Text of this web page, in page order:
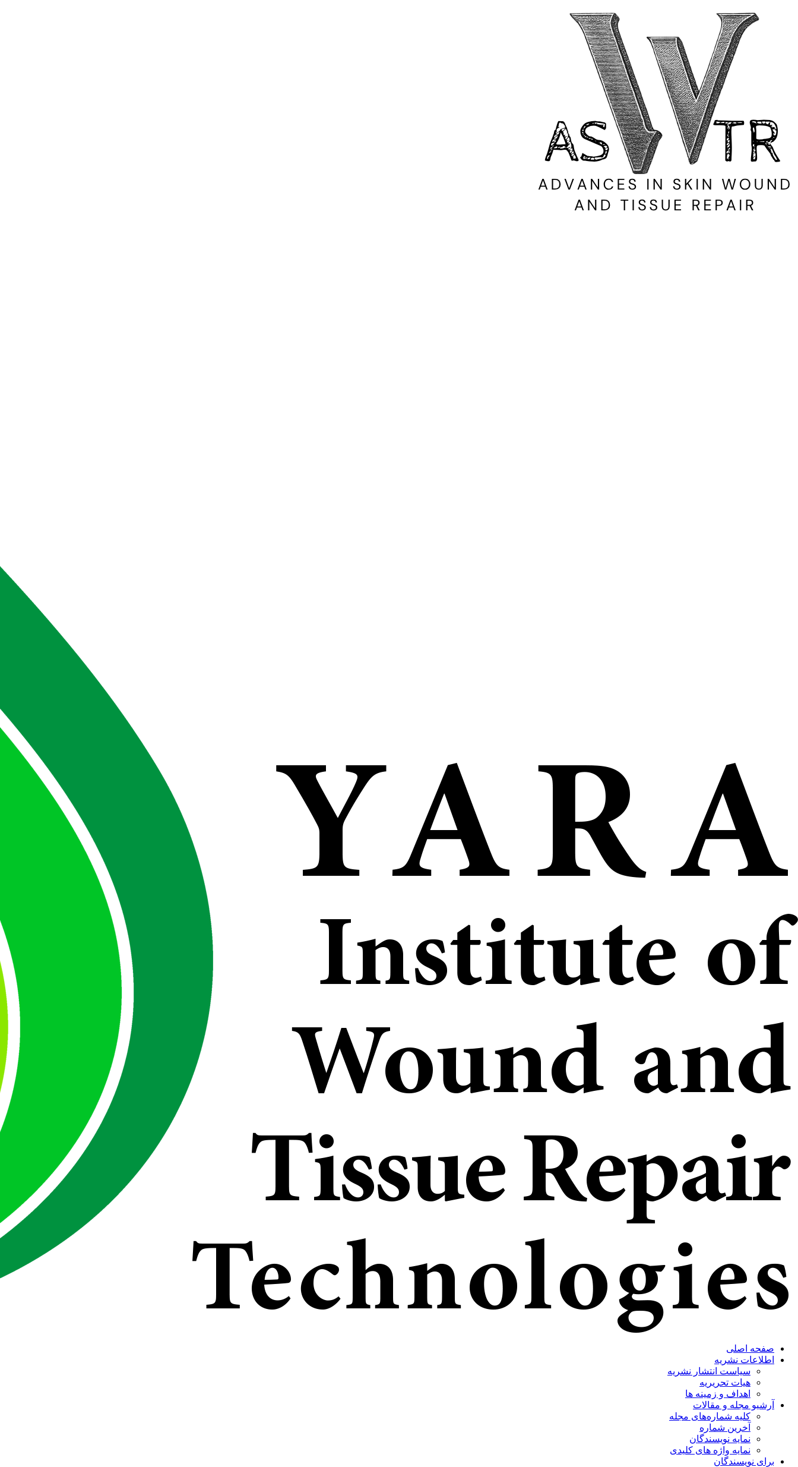
صفحه اصلی
اطلاعات نشریه
سیاست انتشار نشریه
هیات تحریریه
اهداف و زمینه ها
آرشیو مجله و مقالات
کلیه شماره‌های مجله
آخرین شماره
نمایه نویسندگان
نمایه واژه های کلیدی
برای نویسندگان